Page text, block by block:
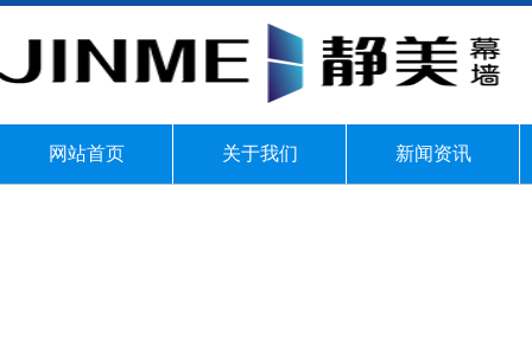
网站首页 关于我们 新闻资讯